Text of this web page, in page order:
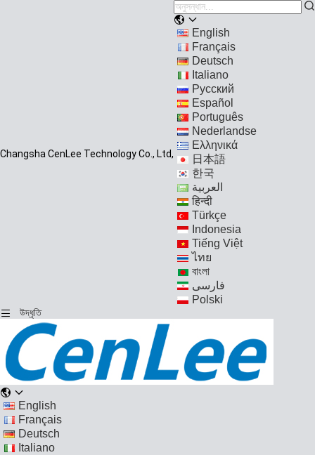
Changsha CenLee Technology Co., Ltd,
English
Français
Deutsch
Italiano
Русский
Español
Português
Nederlandse
Ελληνικά
日本語
한국
العربية
हिन्दी
Türkçe
Indonesia
Tiếng Việt
ไทย
বাংলা
فارسی
Polski
উদ্ধৃতি
English
Français
Deutsch
Italiano